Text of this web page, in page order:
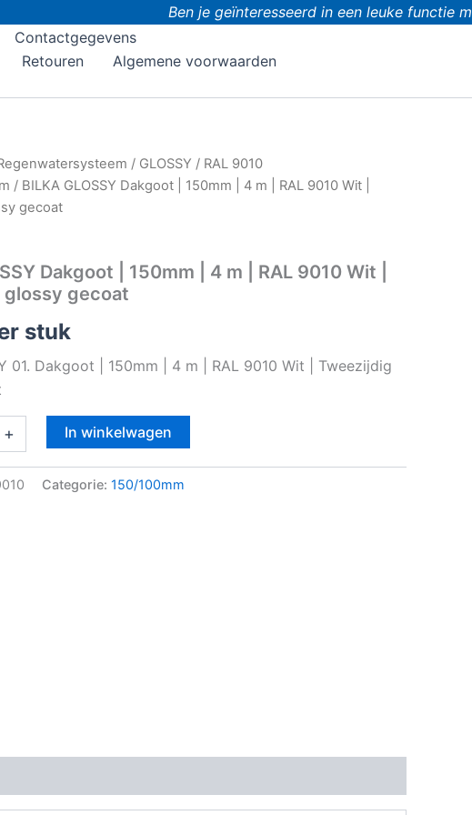
Ben je geïnteresseerd in een leuke functie
Contactgegevens
Retouren
Algemene voorwaarden
/ GLOSSY / RAL 9010
/ BILKA GLOSSY Dakgoot | 150mm | 4 m | RAL 9010 Wit |
gecoat
Dakgoot | 150mm | 4 m | RAL 9010 Wit |
gecoat
stuk
01. Dakgoot | 150mm | 4 m | RAL 9010 Wit | Tweezijdig
+ In winkelwagen
Categorie: 150/100mm